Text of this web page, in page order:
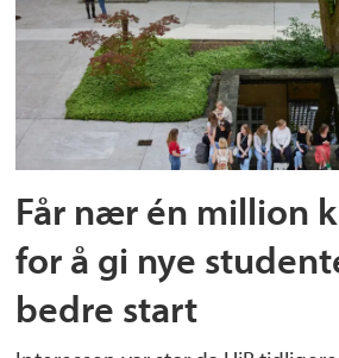
Får nær én million
for å gi nye
bedre start